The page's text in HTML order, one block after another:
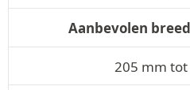
Aanbevolen
205 mm